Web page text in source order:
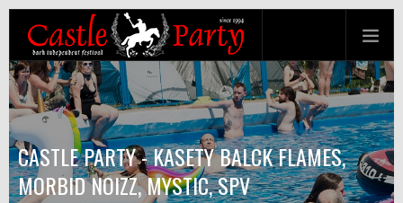
CASTLE PARTY - KASETY BALCK FLAMES,
MORBID NOIZZ, MYSTIC, SPV